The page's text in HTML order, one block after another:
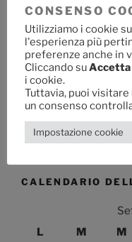
successivo
RICERCA
CALENDARIO
L
M M
CONSENSO
Utilizziamo i cookie
l'esperienza più
preferenze anche in
Cliccando su
i cookie.
Tuttavia, puoi visitare
un consenso
Impostazione cookie